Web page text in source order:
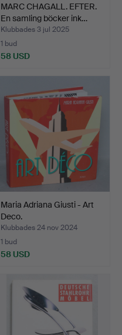
MARC CHAGALL. EFTER.
En samling böcker ink…
Klubbades 3 jul 2025
1 bud
58 USD
Maria Adriana Giusti - Art
Deco.
Klubbades 24 nov 2024
1 bud
58 USD